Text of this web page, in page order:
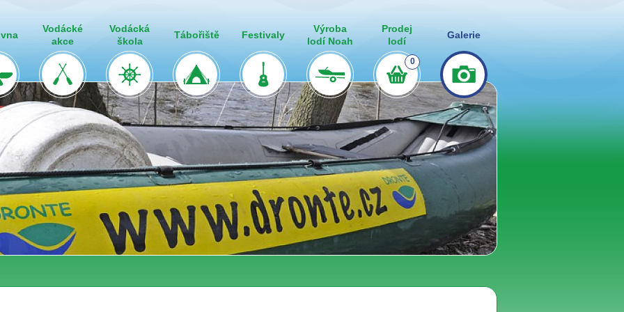
Vodácké
akce
Vodácká
škola
Tábořiště Festivaly
Výroba
lodí Noah
Prodej
lodí
0
Galerie